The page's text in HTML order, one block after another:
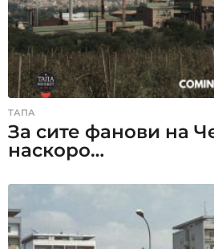
ТАПА
За сите фанови на
наскоро…